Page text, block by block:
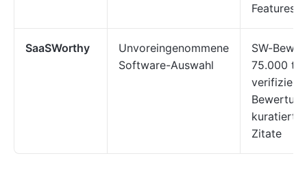
Features
SaaSWorthy
Unvoreingenommene
Software-Auswahl
SW-
75.000
verifizierte
kuratierte
Zitate